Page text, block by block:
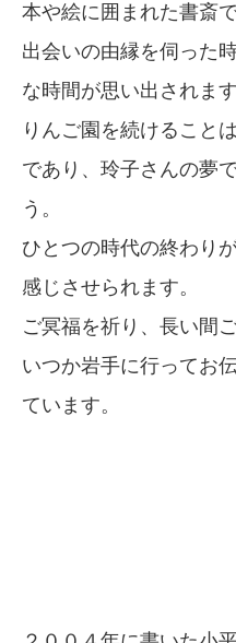
本や絵に囲まれた書斎
出会いの由縁を伺った
な時間が思い出されます
りんご園を続けること
であり、玲子さんの夢
う。
ひとつの時代の終わり
感じさせられます。
ご冥福を祈り、長い間
いつか岩手に行ってお
ています。